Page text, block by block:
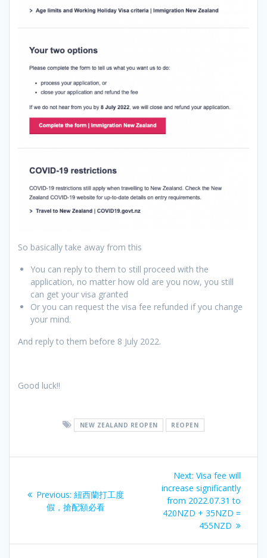
So basically take away from this
You can reply to them to still proceed with the
application, no matter how old are you now, you still
can get your visa granted
Or you can request the visa fee refunded if you change
your mind.
And reply to them before 8 July 2022.
Good luck!!
NEW ZEALAND REOPEN REOPEN
章
航
Previous: Previous
post:
紐西蘭打工度
假，搶配額必看
Next: Next
post:
Visa fee will
increase significantly
from 2022.07.31 to
420NZD + 35NZD =
455NZD